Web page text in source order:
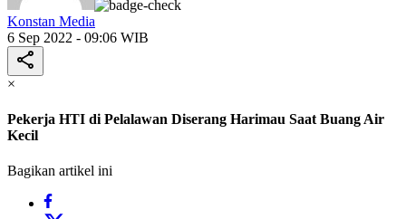
Konstan Media
6 Sep 2022 - 09:06 WIB
×
Pekerja HTI di Pelalawan Diserang Harimau Saat Buang Air
Kecil
Bagikan artikel ini